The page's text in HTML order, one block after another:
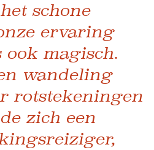
schone
ervaring
ook magisch.
wandeling
rotstekeningen
zich een